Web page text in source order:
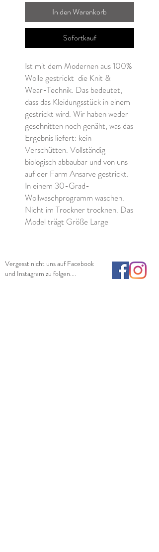
In den Warenkorb
Sofortkauf
Ist mit dem Modernen aus 100%
Wolle gestrickt die Knit &
Wear-Technik. Das bedeutet,
dass das Kleidungsstück in einem
gestrickt wird. Wir haben weder
geschnitten noch genäht, was das
Ergebnis liefert: kein
Verschütten. Vollständig
biologisch abbaubar und von uns
auf der Farm Ansarve gestrickt.
In einem 30-Grad-
Wollwaschprogramm waschen.
Nicht im Trockner trocknen. Das
Model trägt Größe Large
Vergesst nicht uns auf Facebook
und Instagram zu folgen....